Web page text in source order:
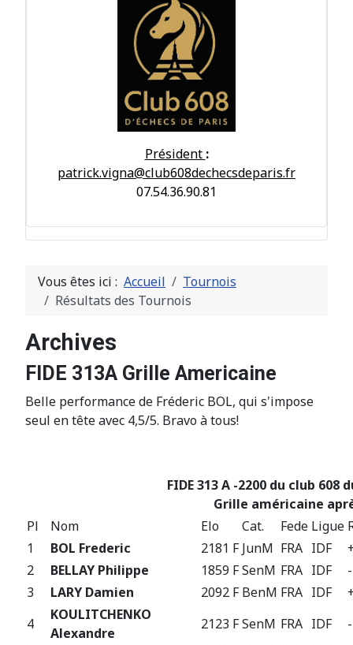
Président :
patrick.vigna@club608dechecsdeparis.fr
07.54.36.90.81
Vous êtes ici : Accueil
Tournois
Résultats des Tournois
Archives
FIDE 313A Grille Americaine
Belle performance de Fréderic BOL, qui s'impose
seul en tête avec 4,5/5. Bravo à tous!
FIDE 313 A -2200 du club 608
Grille américaine
Pl
Nom Elo Cat. Fede Ligue
1
BOL Frederic 2181 F JunM FRA IDF
2
BELLAY Philippe 1859 FSenM FRA IDF
3
LARY Damien 2092 F BenM FRA IDF
4
KOULITCHENKO
Alexandre
2123 FSenM FRA IDF